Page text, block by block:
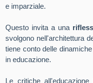
e imparziale.
Questo invita a una
svolgono nell'architettura
tiene conto delle
in educazione.
Le critiche